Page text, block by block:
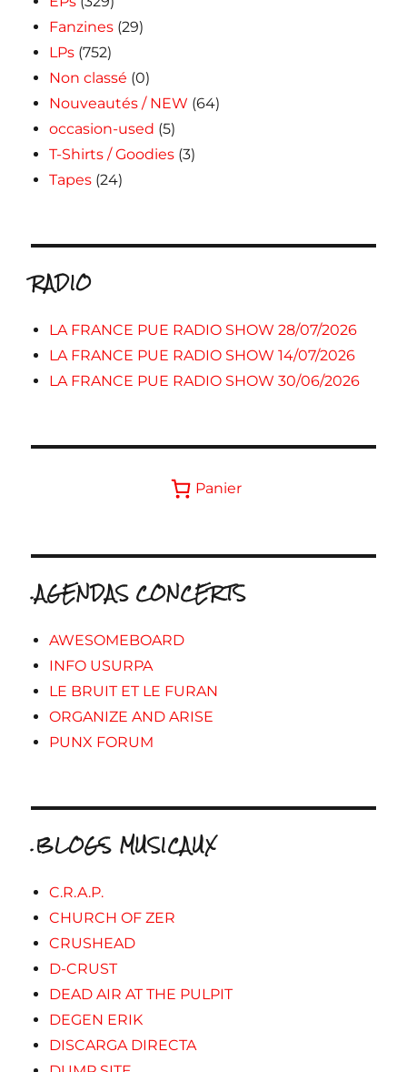
Fanzines (29)
LPs (752)
Non classé (0)
Nouveautés / NEW (64)
occasion-used (5)
T-Shirts / Goodies (3)
Tapes (24)
RADIO
LA FRANCE PUE RADIO SHOW 28/07/2026
LA FRANCE PUE RADIO SHOW 14/07/2026
LA FRANCE PUE RADIO SHOW 30/06/2026
Panier
.AGENDAS CONCERTS
AWESOMEBOARD
INFO USURPA
LE BRUIT ET LE FURAN
ORGANIZE AND ARISE
PUNX FORUM
.BLOGS MUSICAUX
C.R.A.P.
CHURCH OF ZER
CRUSHEAD
D-CRUST
DEAD AIR AT THE PULPIT
DEGEN ERIK
DISCARGA DIRECTA